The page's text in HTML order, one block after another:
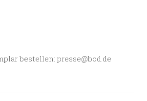
bestellen: presse@bod.de